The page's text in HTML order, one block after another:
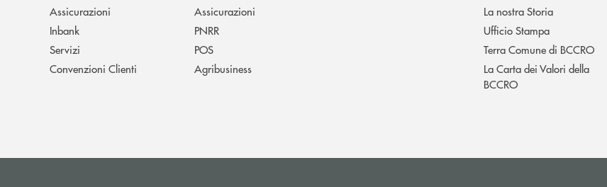
Assicurazioni
Inbank
Servizi
Convenzioni Clienti
Assicurazioni
PNRR
POS
Agribusiness
La nostra Storia
Ufficio Stampa
Terra Comune di BCCRO
La Carta dei Valori della
BCCRO